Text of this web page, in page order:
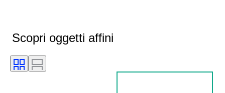
Scopri oggetti affini